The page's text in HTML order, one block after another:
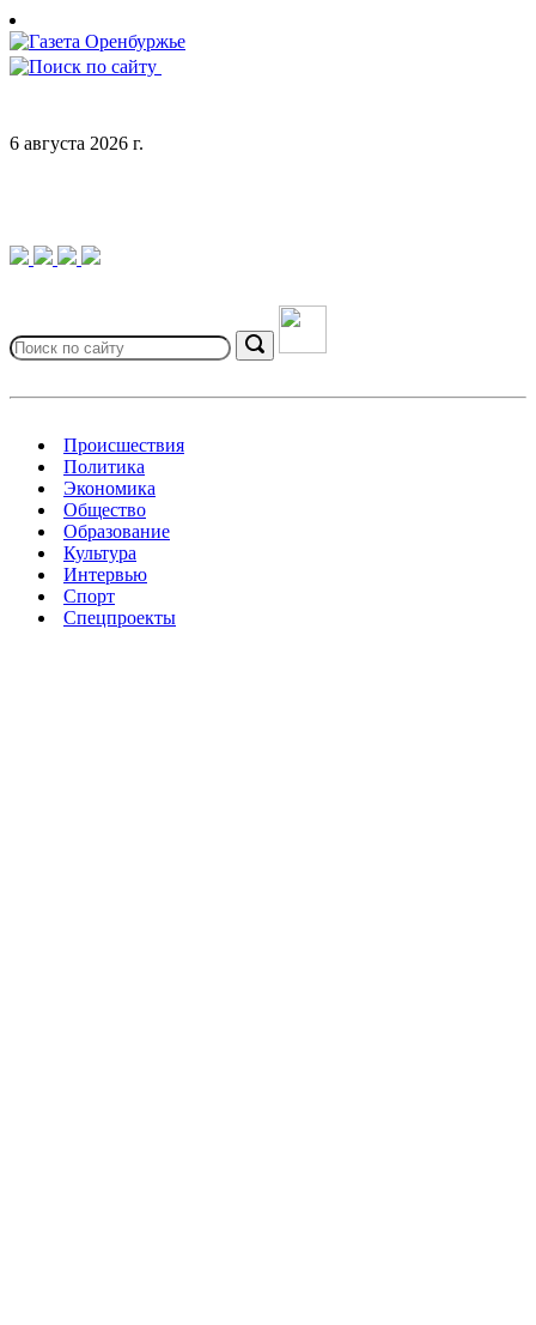
Skip
to
content
6 августа 2026 г.
for:
Search
Происшествия
Политика
Экономика
Общество
Образование
Культура
Интервью
Спорт
Спецпроекты